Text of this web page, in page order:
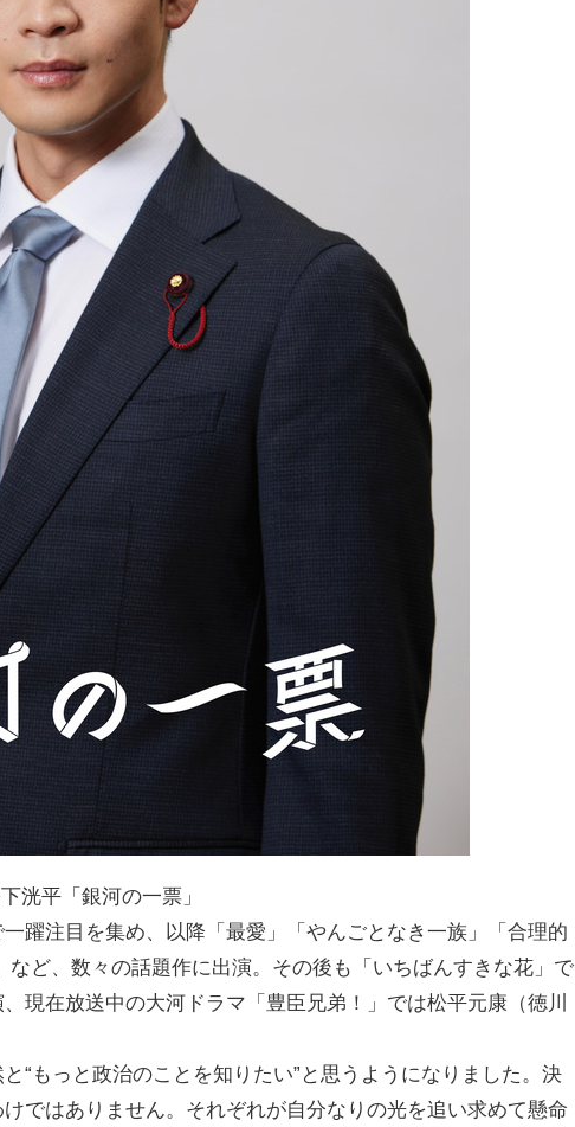
洸平「銀河の一票」
躍注目を集め、以降「最愛」「やんごとなき一族」「合理的
ど、数々の話題作に出演。その後も「いちばんすきな花」で
現在放送中の大河ドラマ「豊臣兄弟！」では松平元康（徳川
“もっと政治のことを知りたい”と思うようになりました。決
ではありません。それぞれが自分なりの光を追い求めて懸命